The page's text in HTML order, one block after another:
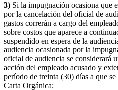
3) Si la impugnación ocasiona que
por la cancelación del oficial de
gastos correrán a cargo del
sobre costos que aparece a
suspendido en espera de la
audiencia ocasionada por la
oficial de audiencia se considerará
acción del empleado acusado y
período de treinta (30) días a que
Carta Orgánica;